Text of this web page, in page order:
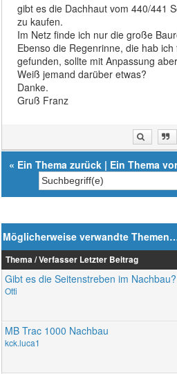
gibt es die Dachhaut vom 440/441
zu kaufen.
Im Netz finde ich nur die große
Ebenso die Regenrinne, die hab
gefunden, sollte mit Anpassung
Weiß jemand darüber etwas?
Danke.
Gruß Franz
« Ein Thema zurück | Ein Thema
Möglicherweise verwandte
Thema / Verfasser Letzter Beitrag
Gibt es die Seitenstreben im Nachbau?
Otti
MB Trac 1000 Nachbau
kck.luca1